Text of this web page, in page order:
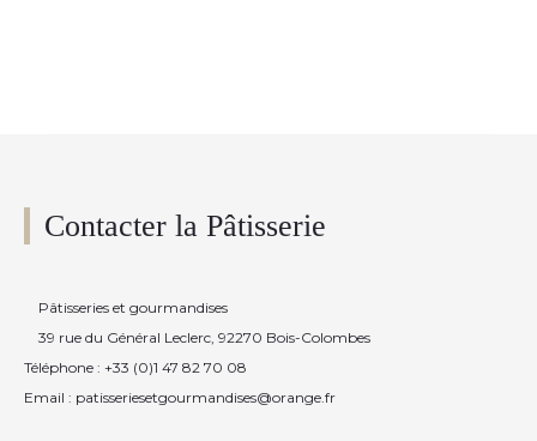
Contacter la Pâtisserie
Pâtisseries et gourmandises
39 rue du Général Leclerc, 92270 Bois-Colombes
Téléphone : +33 (0)1 47 82 70 08
Email : patisseriesetgourmandises@orange.fr